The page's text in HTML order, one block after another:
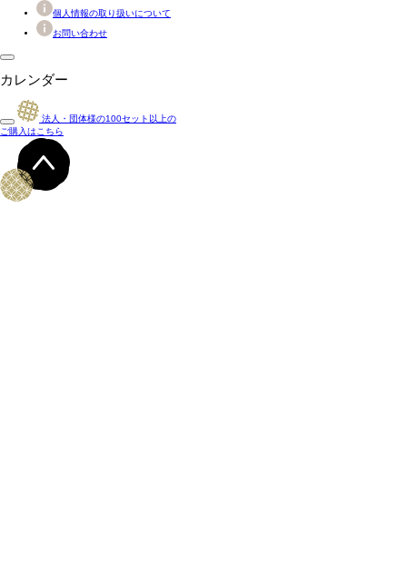
個人情報の取り扱いについて
お問い合わせ
カレンダー
法人・団体様の100セット以上の
ご購入はこちら